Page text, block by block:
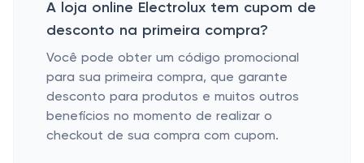
A loja online Electrolux tem cupom de
desconto na primeira compra?
Você pode obter um código promocional
para sua primeira compra, que garante
desconto para produtos e muitos outros
benefícios no momento de realizar o
checkout de sua compra com cupom.